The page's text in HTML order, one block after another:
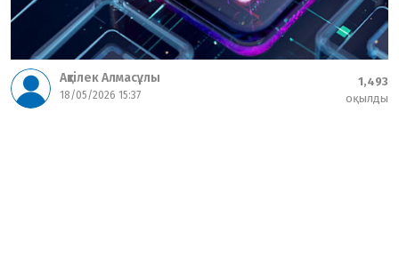
Ақтілек Алмасұлы
18/05/2026 15:37
1,493
оқылды